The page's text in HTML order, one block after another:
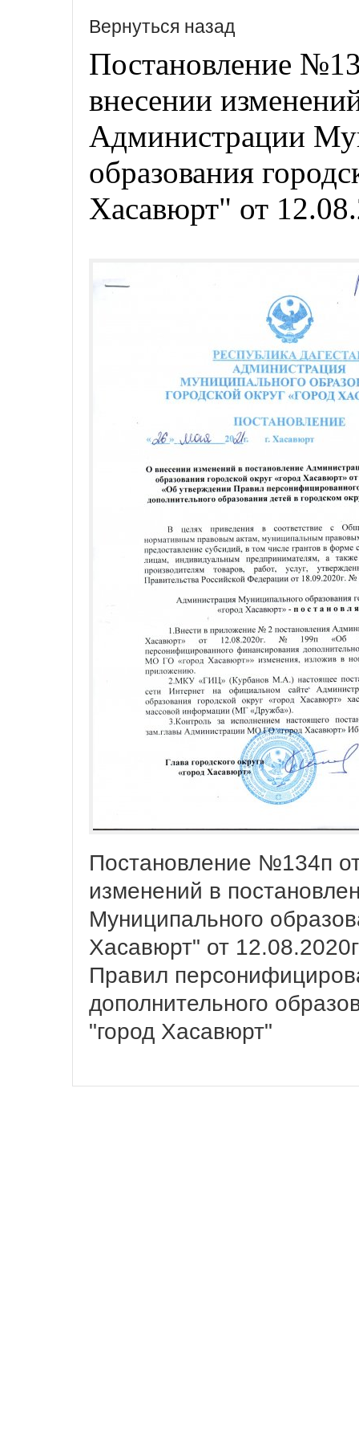
Вернуться назад
Постановление
внесении
Администрации
образования
Хасавюрт" от
Постановление №134п
изменений в
Муниципального
Хасавюрт" от
Правил
дополнительного
"город Хасавюрт"